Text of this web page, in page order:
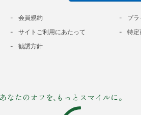
会員規約
プ
サイトご利用にあたって
特定
勧誘方針